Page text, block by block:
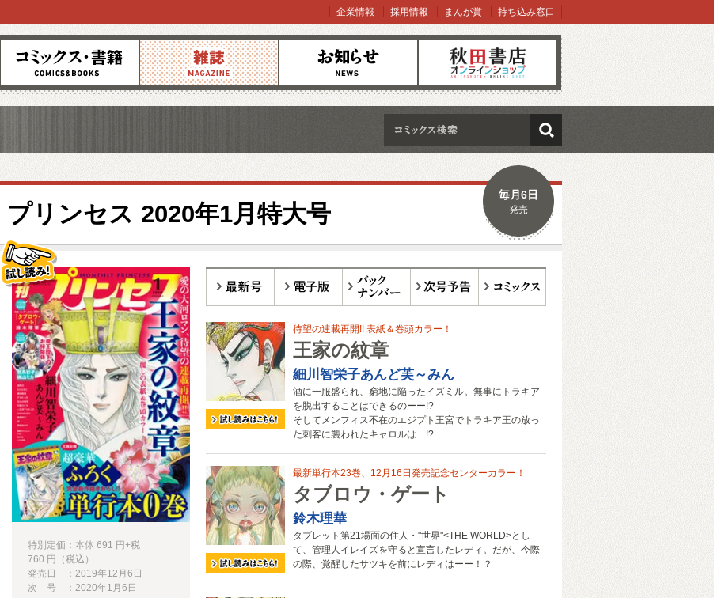
コミックス 雑誌 お知らせ オンラインショップ
企業情報 採用情報 まんが賞 持ち込み窓口
検索
プリンセス 2020年1月特大号
毎月6日
発売
待望の連載再開!! 表紙＆巻頭カラー！
王家の紋章
細川智栄子あんど芙～みん
酒に一服盛られ、窮地に陥ったイズミル。無事にトラキア
を脱出することはできるのーー!?
そしてメンフィス不在のエジプト王宮でトラキア王の放っ
た刺客に襲われたキャロルは…!?
最新単行本23巻、12月16日発売記念センターカラー！
タブロウ・ゲート
鈴木理華
タブレット第21場面の住人・"世界"<THE WORLD>とし
て、管理人イレイズを守ると宣言したレディ。だが、今際
の際、覚醒したサツキを前にレディはーー！？
試し読み!
特別定価：本体 691 円+税
760 円（税込）
発売日 ：2019年12月6日
次 号 ：2020年1月6日